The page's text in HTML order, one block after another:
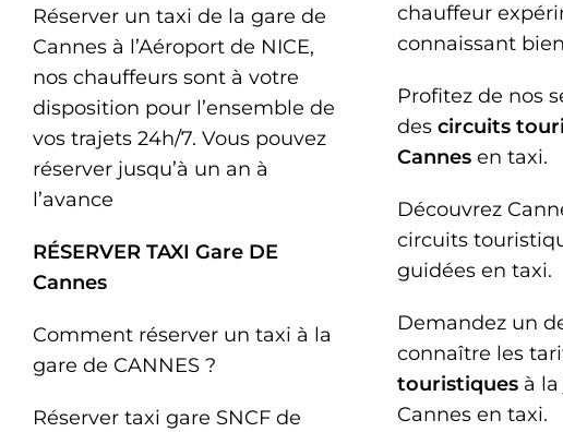
Réserver un taxi de la gare de
Cannes à l’Aéroport de NICE,
nos chauffeurs sont à votre
disposition pour l’ensemble de
vos trajets 24h/7. Vous pouvez
réserver jusqu’à un an à
l’avance
RÉSERVER TAXI Gare DE
Cannes
Comment réserver un taxi à la
gare de CANNES ?
Réserver taxi gare SNCF de
chauffeur
connaissant
Profitez de nos
des circuits
Cannesen taxi.
Découvrez
circuits
guidées en taxi.
Demandez un
connaître les
touristiquesà la
Cannes en taxi.